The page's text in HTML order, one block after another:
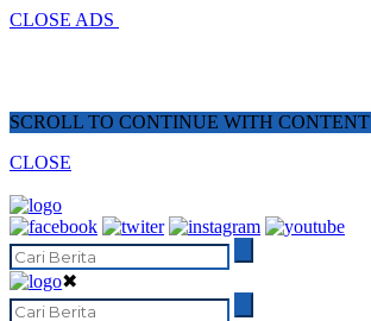
CLOSE ADS
SCROLL TO CONTINUE WITH CONTENT
CLOSE
✖